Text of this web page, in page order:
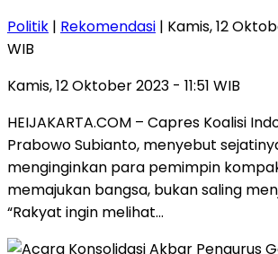
Politik | Rekomendasi | Kamis, 12
WIB
Kamis, 12 Oktober 2023 - 11:51 WIB
HEIJAKARTA.COM – Capres Koalisi
Prabowo Subianto, menyebut
menginginkan para pemimpin
memajukan bangsa, bukan saling
“Rakyat ingin melihat…